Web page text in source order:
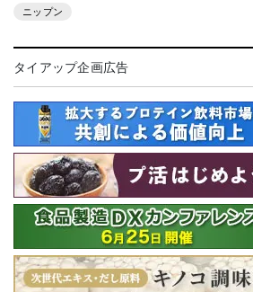
ニップン
タイアップ企画広告